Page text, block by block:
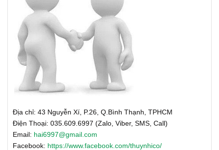
Địa chỉ: 43 Nguyễn Xí, P.26, Q.Bình Thạnh, TPHCM
Điện Thoại: 035.609.6997 (Zalo, Viber, SMS, Call)
Email: hai6997@gmail.com
Facebook: https://www.facebook.com/thuynhico/